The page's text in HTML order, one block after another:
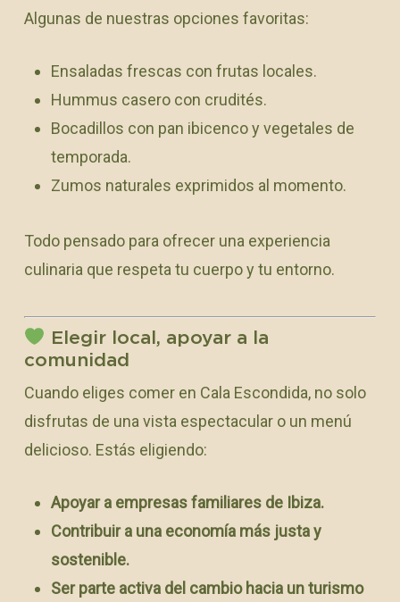
Algunas de nuestras opciones favoritas:
Ensaladas frescas con frutas locales.
Hummus casero con crudités.
Bocadillos con pan ibicenco y vegetales de
temporada.
Zumos naturales exprimidos al momento.
Todo pensado para ofrecer una experiencia
culinaria que respeta tu cuerpo y tu entorno.
Elegir local, apoyar a la
comunidad
Cuando eliges comer en Cala Escondida, no solo
disfrutas de una vista espectacular o un menú
delicioso. Estás eligiendo:
Apoyar a empresas familiares de Ibiza.
Contribuir a una economía más justa y
sostenible.
Ser parte activa del cambio hacia un turismo